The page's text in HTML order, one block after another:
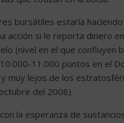
bursátiles estaría
acción si le reporta dinero
(nivel en el que confluyen
11.000 puntos en el
muy lejos de los
del 2008).
la esperanza de